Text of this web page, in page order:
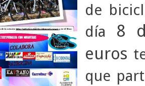
de
día 8
euros
que